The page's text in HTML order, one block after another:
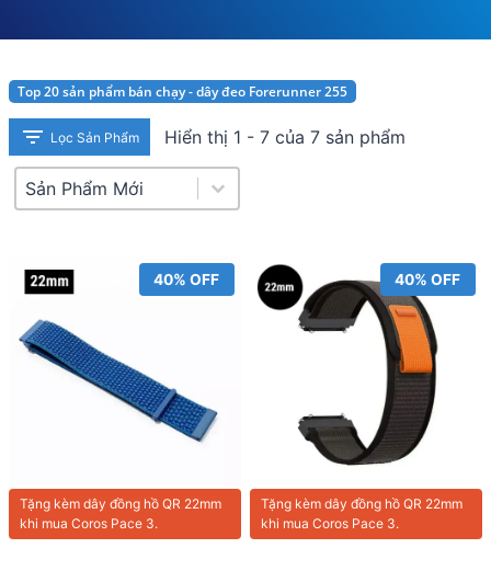
Top 20 sản phẩm bán chạy - dây đeo Forerunner 255
Lọc Sản Phẩm Hiển thị 1 - 7 của 7 sản phẩm
Product Sort
Sort content
40% OFF
Tặng kèm dây đồng hồ QR 22mm
khi mua Coros Pace 3.
40% OFF
Tặng kèm dây đồng hồ QR 22mm
khi mua Coros Pace 3.